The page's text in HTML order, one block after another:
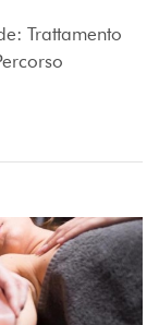
Trattamento